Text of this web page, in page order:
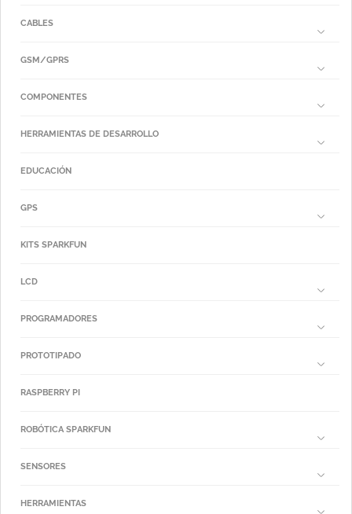
CABLES
GSM/GPRS
COMPONENTES
HERRAMIENTAS DE DESARROLLO
EDUCACIÓN
GPS
KITS SPARKFUN
LCD
PROGRAMADORES
PROTOTIPADO
RASPBERRY PI
ROBÓTICA SPARKFUN
SENSORES
HERRAMIENTAS